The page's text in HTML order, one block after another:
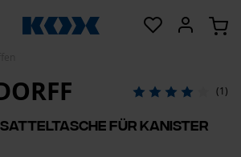
(1)
für Kanister